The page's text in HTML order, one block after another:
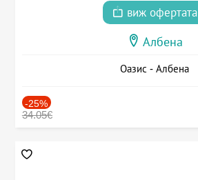
виж офертата
Албена
Оазис - Албена
-25%
34.05€